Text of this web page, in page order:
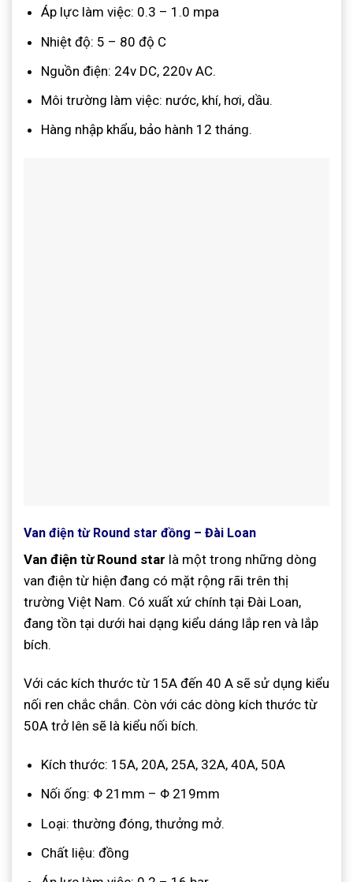
Áp lực làm việc: 0.3 – 1.0 mpa
Nhiệt độ: 5 – 80 độ C
Nguồn điện: 24v DC, 220v AC.
Môi trường làm việc: nước, khí, hơi, dầu.
Hàng nhập khẩu, bảo hành 12 tháng.
Van điện từ Round star đồng – Đài Loan
Van điện từ Round star là một trong những dòng
van điện từ hiện đang có mặt rộng rãi trên thị
trường Việt Nam. Có xuất xứ chính tại Đài Loan,
đang tồn tại dưới hai dạng kiểu dáng lắp ren và lắp
bích.
Với các kích thước từ 15A đến 40 A sẽ sử dụng kiểu
nối ren chắc chắn. Còn với các dòng kích thước từ
50A trở lên sẽ là kiểu nối bích.
Kích thước: 15A, 20A, 25A, 32A, 40A, 50A
Nối ống: Φ 21mm – Φ 219mm
Loại: thường đóng, thưởng mở.
Chất liệu: đồng